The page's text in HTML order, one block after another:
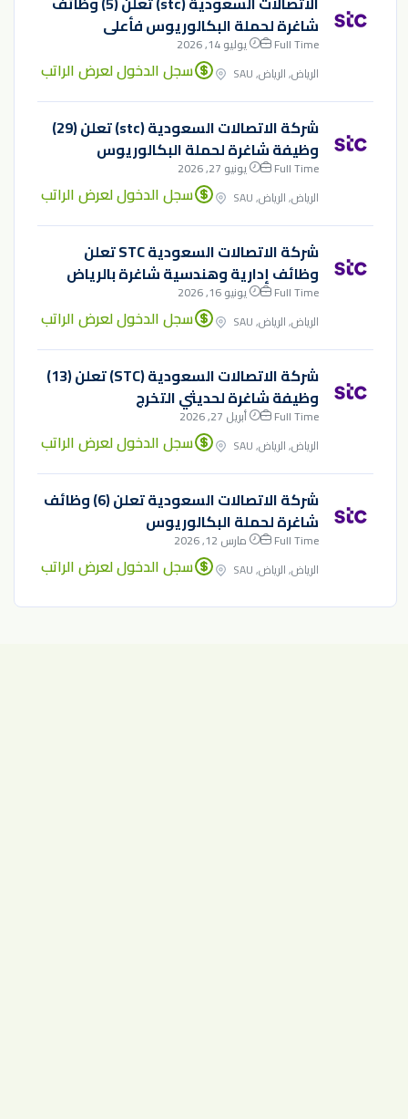
شاغرة لحملة البكالوريوس فأعلى
Full Time
يوليو 14, 2026
الرياض, الرياض, SAU
سجل الدخول لعرض الراتب
شركة الاتصالات السعودية (stc) تعلن (29)
وظيفة شاغرة لحملة البكالوريوس
Full Time
يونيو 27, 2026
الرياض, الرياض, SAU
سجل الدخول لعرض الراتب
شركة الاتصالات السعودية STC تعلن
وظائف إدارية وهندسية شاغرة بالرياض
Full Time
يونيو 16, 2026
الرياض, الرياض, SAU
سجل الدخول لعرض الراتب
شركة الاتصالات السعودية (STC) تعلن (13)
وظيفة شاغرة لحديثي التخرج
Full Time
أبريل 27, 2026
الرياض, الرياض, SAU
سجل الدخول لعرض الراتب
شركة الاتصالات السعودية تعلن (6) وظائف
شاغرة لحملة البكالوريوس
Full Time
مارس 12, 2026
الرياض, الرياض, SAU
سجل الدخول لعرض الراتب